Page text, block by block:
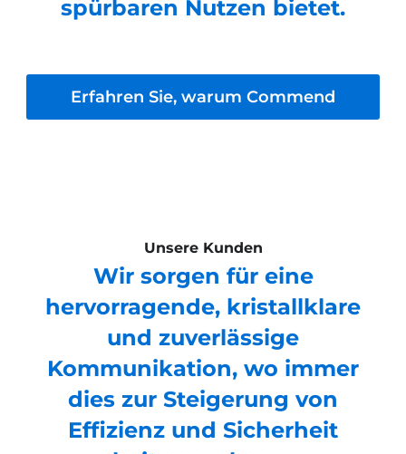
spürbaren Nutzen bietet.
Erfahren Sie, warum Commend
Unsere Kunden
Wir sorgen für eine
hervorragende, kristallklare
und zuverlässige
Kommunikation, wo immer
dies zur Steigerung von
Effizienz und Sicherheit